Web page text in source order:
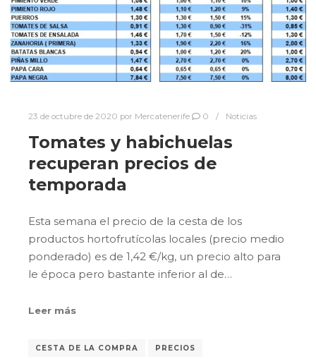
23 de octubre de 2020 por Mercatenerife 0 Noticias
Tomates y habichuelas
recuperan precios de
temporada
Esta semana el precio de la cesta de los
productos hortofrutícolas locales (precio medio
ponderado) es de 1,42 €/kg, un precio alto para
le época pero bastante inferior al de…
Leer más
CESTA DE LA COMPRA PRECIOS